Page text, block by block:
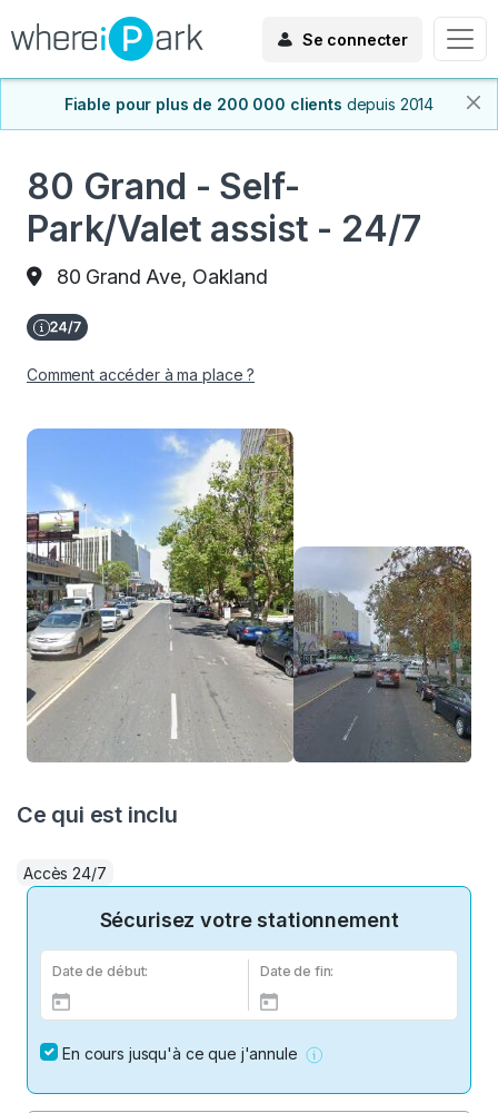
Se connecter
Fiable pour plus de 200 000 clients depuis 2014
80 Grand - Self-
Park/Valet assist - 24/7
80 Grand Ave, Oakland
Comment accéder à ma place ?
Ce qui est inclu
Accès 24/7
Sécurisez votre stationnement
Date de début: Date de fin:
En cours jusqu'à ce que j'annule